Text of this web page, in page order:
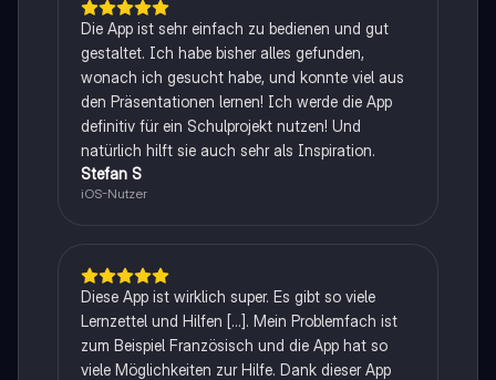
Die App ist sehr einfach zu bedienen und gut
gestaltet. Ich habe bisher alles gefunden,
wonach ich gesucht habe, und konnte viel aus
den Präsentationen lernen! Ich werde die App
definitiv für ein Schulprojekt nutzen! Und
natürlich hilft sie auch sehr als Inspiration.
Stefan S
iOS-Nutzer
Diese App ist wirklich super. Es gibt so viele
Lernzettel und Hilfen [...]. Mein Problemfach ist
zum Beispiel Französisch und die App hat so
viele Möglichkeiten zur Hilfe. Dank dieser App